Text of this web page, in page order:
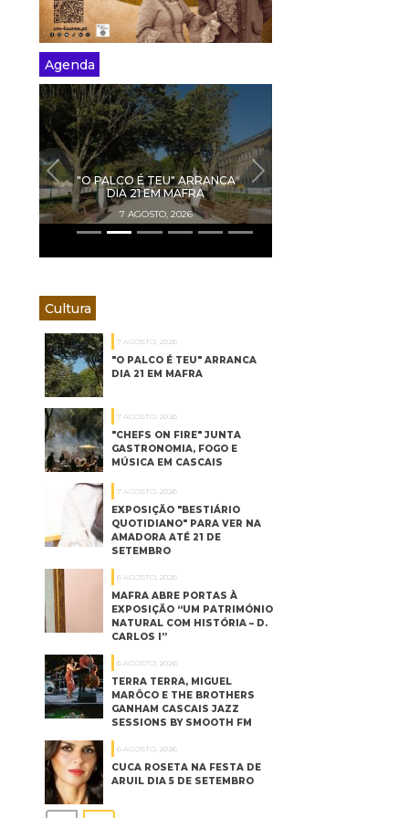
Agenda
"O PALCO É TEU" ARRANCA
DIA 21 EM MAFRA
7 AGOSTO, 2026
PREVIOUS NEXT
Cultura
7 AGOSTO, 2026
"O PALCO É TEU" ARRANCA
DIA 21 EM MAFRA
7 AGOSTO, 2026
"CHEFS ON FIRE" JUNTA
GASTRONOMIA, FOGO E
MÚSICA EM CASCAIS
7 AGOSTO, 2026
EXPOSIÇÃO "BESTIÁRIO
QUOTIDIANO" PARA VER NA
AMADORA ATÉ 21 DE
SETEMBRO
6 AGOSTO, 2026
MAFRA ABRE PORTAS À
EXPOSIÇÃO “UM PATRIMÓNIO
NATURAL COM HISTÓRIA – D.
CARLOS I”
6 AGOSTO, 2026
TERRA TERRA, MIGUEL
MARÔCO E THE BROTHERS
GANHAM CASCAIS JAZZ
SESSIONS BY SMOOTH FM
6 AGOSTO, 2026
CUCA ROSETA NA FESTA DE
ARUIL DIA 5 DE SETEMBRO